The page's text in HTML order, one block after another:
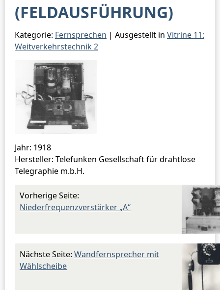
(FELDAUSFÜHRUNG)
Kategorie: Fernsprechen | Ausgestellt in Vitrine 11:
Weitverkehrstechnik 2
Jahr: 1918
Hersteller: Telefunken Gesellschaft für drahtlose
Telegraphie m.b.H.
Vorherige Seite:
Niederfrequenzverstärker „A“
Nächste Seite: Wandfernsprecher mit
Wählscheibe